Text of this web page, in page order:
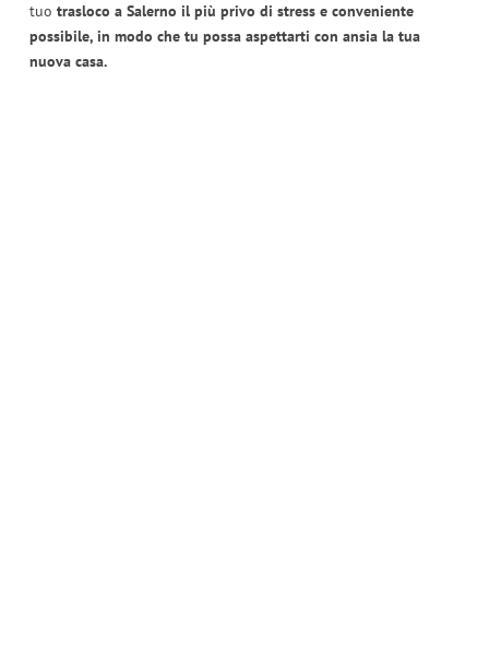
tuo trasloco a Salerno il più privo di stress e conveniente
possibile, in modo che tu possa aspettarti con ansia la tua
nuova casa.